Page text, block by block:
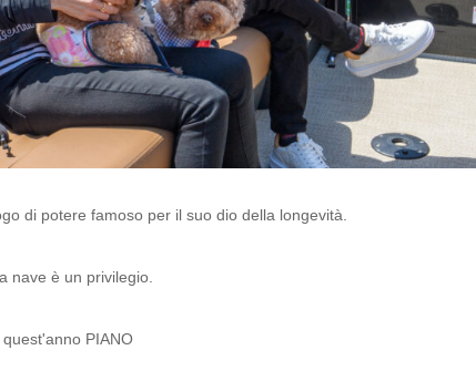
di potere famoso per il suo dio della longevità.
nave è un privilegio.
PIANO